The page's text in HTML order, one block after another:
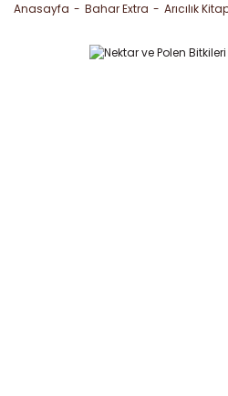
Anasayfa Bahar Extra Arıcılık